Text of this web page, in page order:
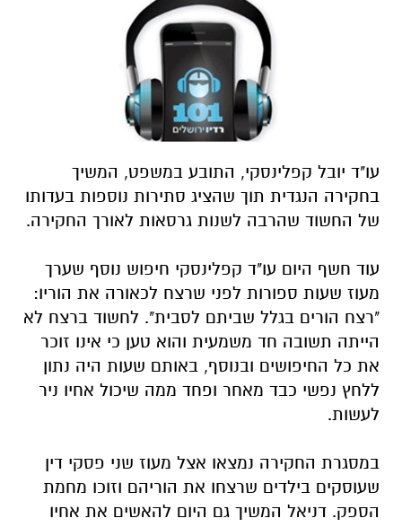
עו"ד יובל קפלינסקי, התובע במשפט, המשיך
בחקירה הנגדית תוך שהציג סתירות נוספות בעדותו
של החשוד שהרבה לשנות גרסאות לאורך החקירה.
עוד חשף היום עו"ד קפלינסקי חיפוש נוסף שערך
מעוז שעות ספורות לפני שרצח לכאורה את הוריו:
"רצח הורים בגלל שביתם לסבית". לחשוד ברצח לא
הייתה תשובה חד משמעית והוא טען כי אינו זוכר
את כל החיפושים ובנוסף, באותם שעות היה נתון
ללחץ נפשי כבד מאחר ופחד ממה שיכול אחיו ניר
לעשות.
במסגרת החקירה נמצאו אצל מעוז שני פסקי דין
שעוסקים בילדים שרצחו את הוריהם וזוכו מחמת
הספק. דניאל המשיך גם היום להאשים את אחיו